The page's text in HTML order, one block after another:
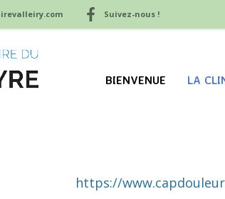
Suivez-nous !
BIENVENUE LA
https://